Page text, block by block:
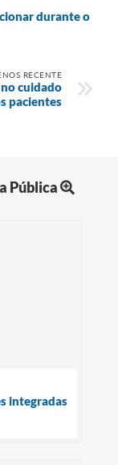
durante o
RECENTE
no cuidado
pacientes
Pública
integradas